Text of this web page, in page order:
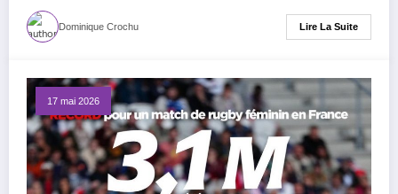
Dominique Crochu Lire La Suite
17 mai 2026